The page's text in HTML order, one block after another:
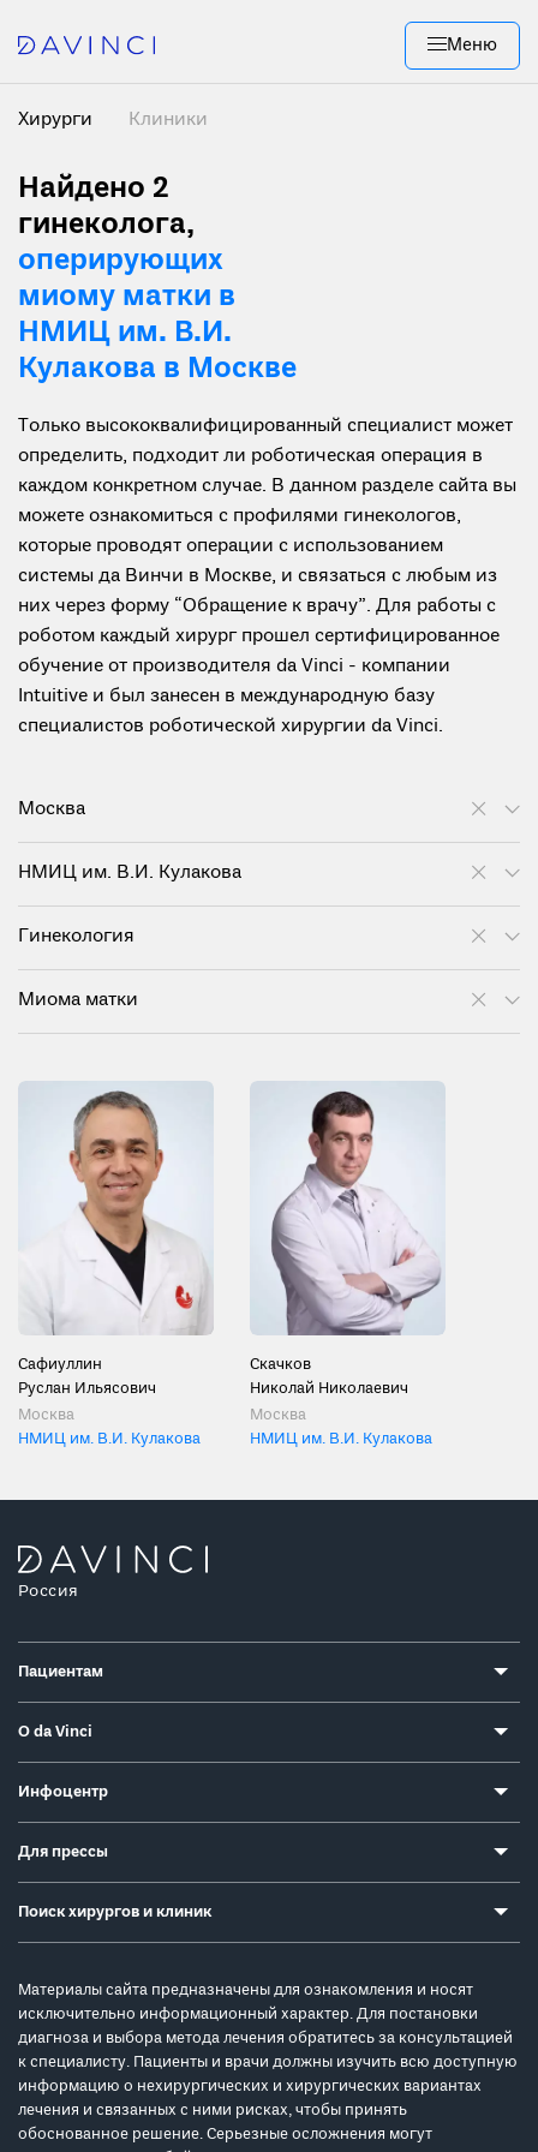
Меню
Хирурги Клиники
Найдено 2
гинеколога,
оперирующих
миому матки в
НМИЦ им. В.И.
Кулакова в Москве
Только высококвалифицированный специалист может
определить, подходит ли роботическая операция в
каждом конкретном случае. В данном разделе сайта вы
можете ознакомиться с профилями гинекологов,
которые проводят операции с использованием
системы да Винчи в Москве, и связаться с любым из
них через форму “Обращение к врачу”. Для работы с
роботом каждый хирург прошел сертифицированное
обучение от производителя da Vinci - компании
Intuitive и был занесен в международную базу
специалистов роботической хирургии da Vinci.
Москва
НМИЦ им. В.И. Кулакова
Гинекология
Миома матки
Сафиуллин
Руслан Ильясович
Москва
НМИЦ им. В.И. Кулакова
Скачков
Николай Николаевич
Москва
НМИЦ им. В.И. Кулакова
Россия
Пациентам
О da Vinci
Инфоцентр
Для прессы
Поиск хирургов и клиник
Материалы сайта предназначены для ознакомления и носят
исключительно информационный характер. Для постановки
диагноза и выбора метода лечения обратитесь за консультацией
к специалисту. Пациенты и врачи должны изучить всю доступную
информацию о нехирургических и хирургических вариантах
лечения и связанных с ними рисках, чтобы принять
обоснованное решение. Серьезные осложнения могут